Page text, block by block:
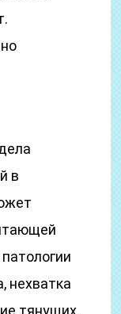
в
нехватка
тянущих,